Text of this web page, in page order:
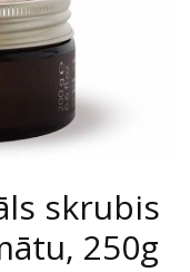
skrubis
250g